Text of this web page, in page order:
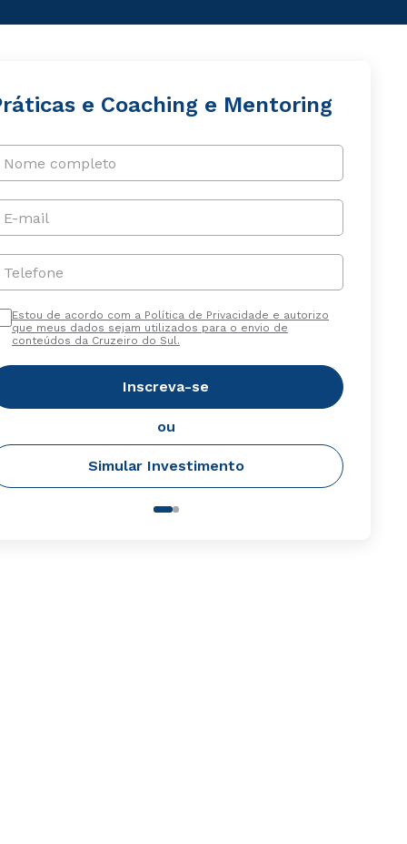
e Coaching e Mentoring
Nome completo
E-mail
Telefone
Estou de acordo com a Política de Privacidade e autorizo
que meus dados sejam utilizados para o envio de
conteúdos da Cruzeiro do Sul.
Inscreva-se
ou
Simular Investimento